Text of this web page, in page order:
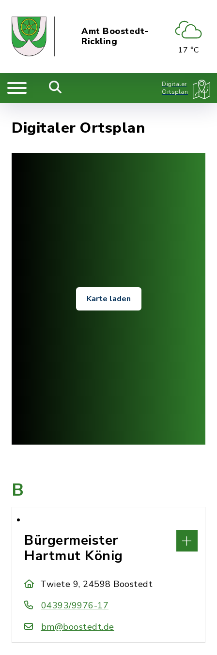
Amt Boostedt-
Rickling
17 °C
Digitaler
Ortsplan
Digitaler Ortsplan
Karte laden
B
Bürgermeister
Hartmut König
Twiete 9, 24598 Boostedt
04393/9976-17
bm@boostedt.de